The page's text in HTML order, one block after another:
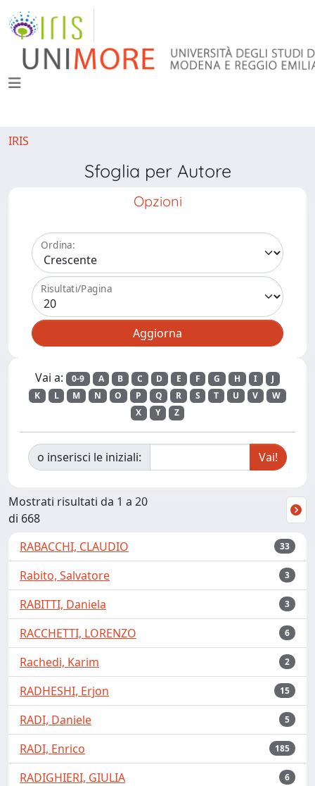
IRIS
Sfoglia per Autore
Opzioni
Ordina:
Risultati/Pagina
Vai a: 0-9 A B C D E F G H I
J
K
L M N O P Q R S T U V
W
X
Y Z
o inserisci le iniziali:
Mostrati risultati da 1 a 20
di 668
RABACCHI, CLAUDIO
33
Rabito, Salvatore 3
RABITTI, Daniela 3
RACCHETTI, LORENZO 6
Rachedi, Karim 2
RADHESHI, Erjon 15
RADI, Daniele 5
RADI, Enrico 185
RADIGHIERI, GIULIA 6